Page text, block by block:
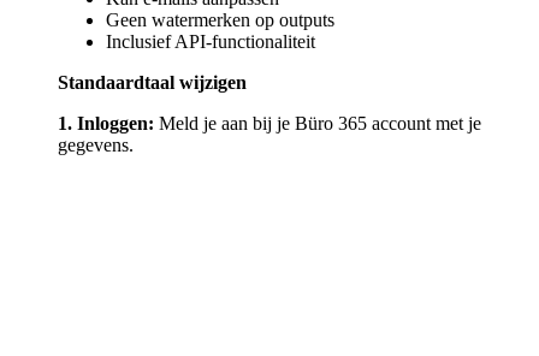
Geen watermerken op outputs
Inclusief API-functionaliteit
Standaardtaal wijzigen
1. Inloggen: Meld je aan bij je Büro 365 account met je
gegevens.